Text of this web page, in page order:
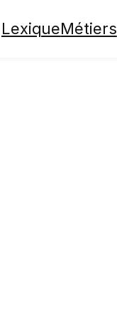
LexiqueMétiers